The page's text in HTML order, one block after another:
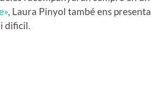
, Laura Pinyol també ens presenta
dificil.